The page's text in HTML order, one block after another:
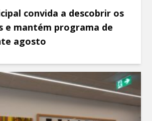
convida a descobrir os
e mantém programa de
agosto